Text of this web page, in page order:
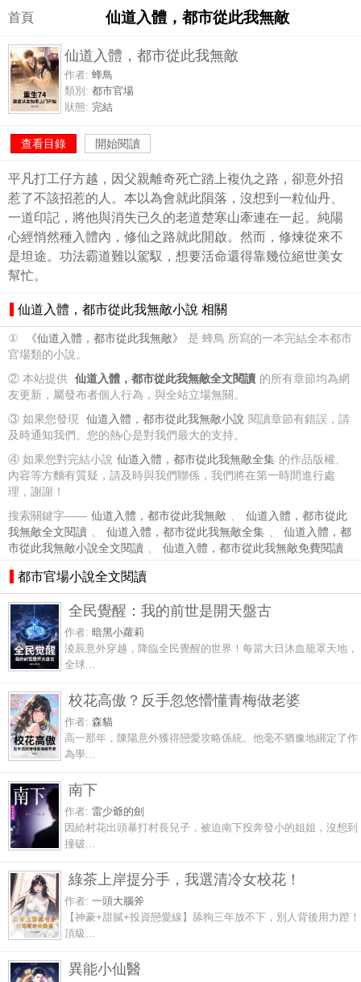
首頁 仙道入體，都市從此我無敵
仙道入體，都市從此我無敵
作者: 蜂鳥
類別: 都市官場
狀態: 完結
查看目錄 開始閱讀
平凡打工仔方越，因父親離奇死亡踏上複仇之路，卻意外招
惹了不該招惹的人。本以為會就此隕落，沒想到一粒仙丹、
一道印記，將他與消失已久的老道楚寒山牽連在一起。純陽
心經悄然種入體內，修仙之路就此開啟。然而，修煉從來不
是坦途。功法霸道難以駕馭，想要活命還得靠幾位絕世美女
幫忙。
仙道入體，都市從此我無敵小說 相關
① 《仙道入體，都市從此我無敵》
是 蜂鳥 所寫的一本完結全本都市
官場類的小說。
② 本站提供 仙道入體，都市從此我無敵全文閱讀 的所有章節均為網
友更新，屬發布者個人行為，與全站立場無關。
③ 如果您發現 仙道入體，都市從此我無敵小說 閱讀章節有錯誤，請
及時通知我們。您的熱心是對我們最大的支持。
④ 如果您對完結小說 仙道入體，都市從此我無敵全集 的作品版權、
內容等方麵有質疑，請及時與我們聯係，我們將在第一時間進行處
理，謝謝！
搜索關鍵字—— 仙道入體，都市從此我無敵 、
仙道入體，都市從此
我無敵全文閱讀 、 仙道入體，都市從此我無敵全集 、
仙道入體，都
市從此我無敵小說全文閱讀 、 仙道入體，都市從此我無敵免費閱讀
都市官場小說全文閱讀
全民覺醒：我的前世是開天盤古
作者: 暗黑小蘿莉
淩辰意外穿越，降臨全民覺醒的世界！每當大日沐血籠罩天地，
全球...
校花高傲？反手忽悠懵懂青梅做老婆
作者: 森貓
高一那年，陳陽意外獲得戀愛攻略係統。他毫不猶豫地綁定了作
為學...
南下
作者: 雷少爺的劍
因給村花出頭暴打村長兒子，被迫南下投奔發小的姐姐，沒想到
撞破...
綠茶上岸提分手，我選清冷女校花！
作者: 一頭大腦斧
【神豪+甜膩+投資戀愛線】舔狗三年放不下，別人背後用力蹬！
頂級...
異能小仙醫